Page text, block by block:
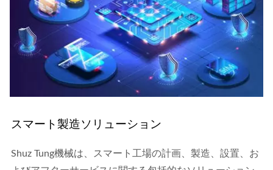
スマート製造ソリューション
Shuz Tung機械は、スマート工場の計画、製造、設置、お